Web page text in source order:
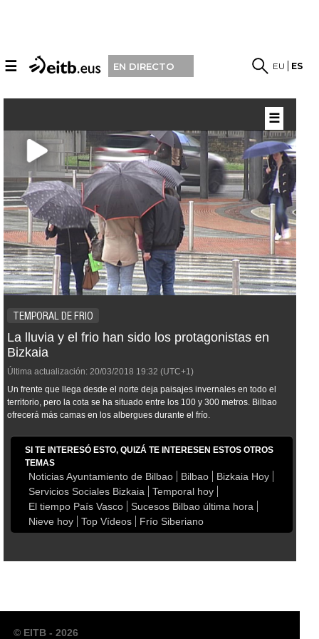
☰ EN DIRECTO EU ES
TEMPORAL DE FRIO
La lluvia y el frio han sido los protagonistas en
Bizkaia
Última actualización: 20/03/2018 19:32 (UTC+1)
Un frente que llega desde el norte deja paisajes invernales en todo el
territorio, pero la cota se ha situado entre los 100 y 300 metros. Bilbao
ofrecerá más camas en los albergues durante el frío.
SI TE INTERESÓ ESTO, QUIZÁ TE INTERESEN ESTOS OTROS
TEMAS
Noticias Ayuntamiento de Bilbao Bilbao
Bizkaia Hoy
Servicios Sociales Bizkaia
Temporal hoy
El tiempo País Vasco
Sucesos Bilbao última hora
Nieve hoy
Top Vídeos Frío Siberiano
☰
© EITB - 2026